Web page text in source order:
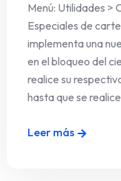
Menú: Utilidades >
Especiales de
implementa una
en el bloqueo del
realice su
hasta que se
Leer más